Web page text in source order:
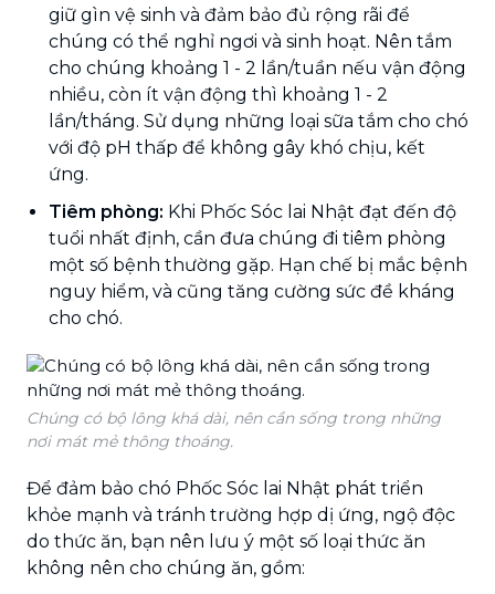
giữ gìn vệ sinh và đảm bảo đủ rộng rãi để
chúng có thể nghỉ ngơi và sinh hoạt. Nên tắm
cho chúng khoảng 1 - 2 lần/tuần nếu vận động
nhiều, còn ít vận động thì khoảng 1 - 2
lần/tháng. Sử dụng những loại sữa tắm cho chó
với độ pH thấp để không gây khó chịu, kết
ứng.
Tiêm phòng: Khi Phốc Sóc lai Nhật đạt đến độ
tuổi nhất định, cần đưa chúng đi tiêm phòng
một số bệnh thường gặp. Hạn chế bị mắc bệnh
nguy hiểm, và cũng tăng cường sức đề kháng
cho chó.
Chúng có bộ lông khá dài, nên cần sống trong những
nơi mát mẻ thông thoáng.
Để đảm bảo chó Phốc Sóc lai Nhật phát triển
khỏe mạnh và tránh trường hợp dị ứng, ngộ độc
do thức ăn, bạn nên lưu ý một số loại thức ăn
không nên cho chúng ăn, gồm: